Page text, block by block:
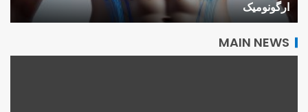
ارگونومیک
MAIN NEWS